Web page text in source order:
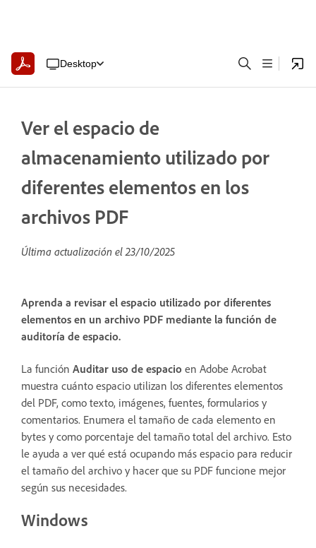
Desktop
Ver el espacio de
almacenamiento utilizado por
diferentes elementos en los
archivos PDF
Última actualización el23/10/2025
Aprenda a revisar el espacio utilizado por diferentes
elementos en un archivo PDF mediante la función de
auditoría de espacio.
La función Auditar uso de espacio en Adobe Acrobat
muestra cuánto espacio utilizan los diferentes elementos
del PDF, como texto, imágenes, fuentes, formularios y
comentarios. Enumera el tamaño de cada elemento en
bytes y como porcentaje del tamaño total del archivo. Esto
le ayuda a ver qué está ocupando más espacio para reducir
el tamaño del archivo y hacer que su PDF funcione mejor
según sus necesidades.
Windows